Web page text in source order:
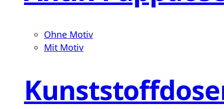
Ohne Motiv
Mit Motiv